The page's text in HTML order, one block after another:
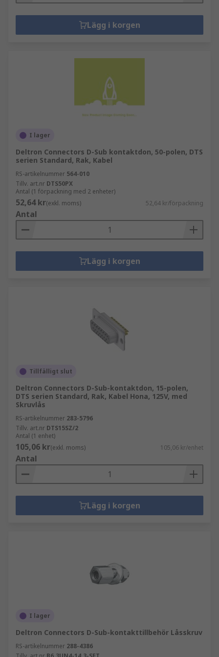
Lägg i korgen
I lager
Deltron Connectors D-Sub kontaktdon, 50-polen, DTS
serien Standard, Rak, Kabel
RS-artikelnummer 564-010
Tillv. art.nr DTS50PX
Antal (1 förpackning med 2 enheter)
52,64 kr(exkl. moms) 52,64 kr/förpackning
Antal
Lägg i korgen
Tillfälligt slut
Deltron Connectors D-Sub-kontaktdon, 15-polen,
DTS serien Standard, Rak, Kabel Hona, 125V, med
Skruvlås
RS-artikelnummer 283-5796
Tillv. art.nr DTS15SZ/2
Antal (1 enhet)
105,06 kr(exkl. moms) 105,06 kr/enhet
Antal
Lägg i korgen
I lager
Deltron Connectors D-Sub-kontakttillbehör Låsskruv
RS-artikelnummer 288-4386